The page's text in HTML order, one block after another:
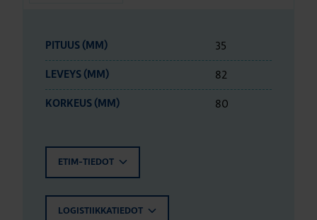
PITUUS (MM) 35
LEVEYS (MM) 82
KORKEUS (MM) 80
ETIM-TIEDOT
LOGISTIIKKATIEDOT